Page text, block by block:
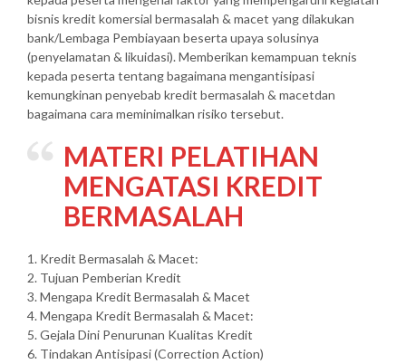
bisnis kredit komersial bermasalah & macet yang dilakukan
bank/Lembaga Pembiayaan beserta upaya solusinya
(penyelamatan & likuidasi). Memberikan kemampuan teknis
kepada peserta tentang bagaimana mengantisipasi
kemungkinan penyebab kredit bermasalah & macetdan
bagaimana cara meminimalkan risiko tersebut.
MATERI PELATIHAN
MENGATASI KREDIT
BERMASALAH
1. Kredit Bermasalah & Macet:
2. Tujuan Pemberian Kredit
3. Mengapa Kredit Bermasalah & Macet
4. Mengapa Kredit Bermasalah & Macet:
5. Gejala Dini Penurunan Kualitas Kredit
6. Tindakan Antisipasi (Correction Action)